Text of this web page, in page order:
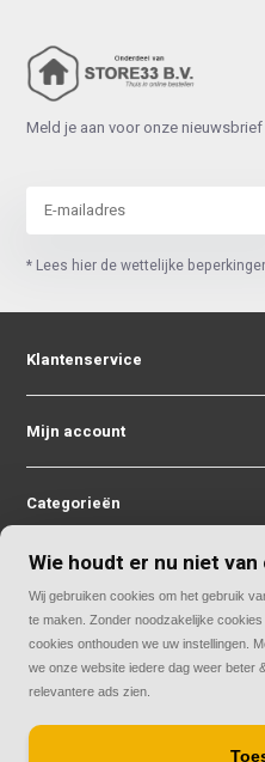
Meld je aan voor onze nieuwsbrief
* Lees hier de wettelijke
Klantenservice
Mijn account
Categorieën
Contact
Wie houdt er nu niet van
Wij gebruiken cookies om het gebruik
te maken. Zonder noodzakelijke
cookies onthouden we uw instellingen.
we onze website iedere dag weer beter
relevantere ads zien.